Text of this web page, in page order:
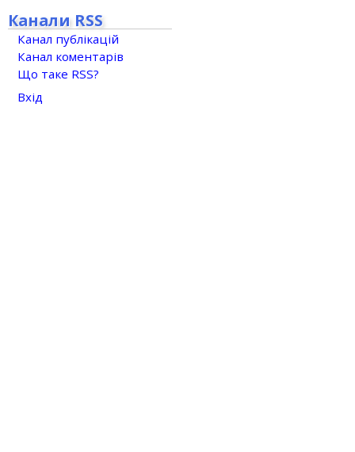
Канали RSS
Канал публікацій
Канал коментарів
Що таке RSS?
Вхід